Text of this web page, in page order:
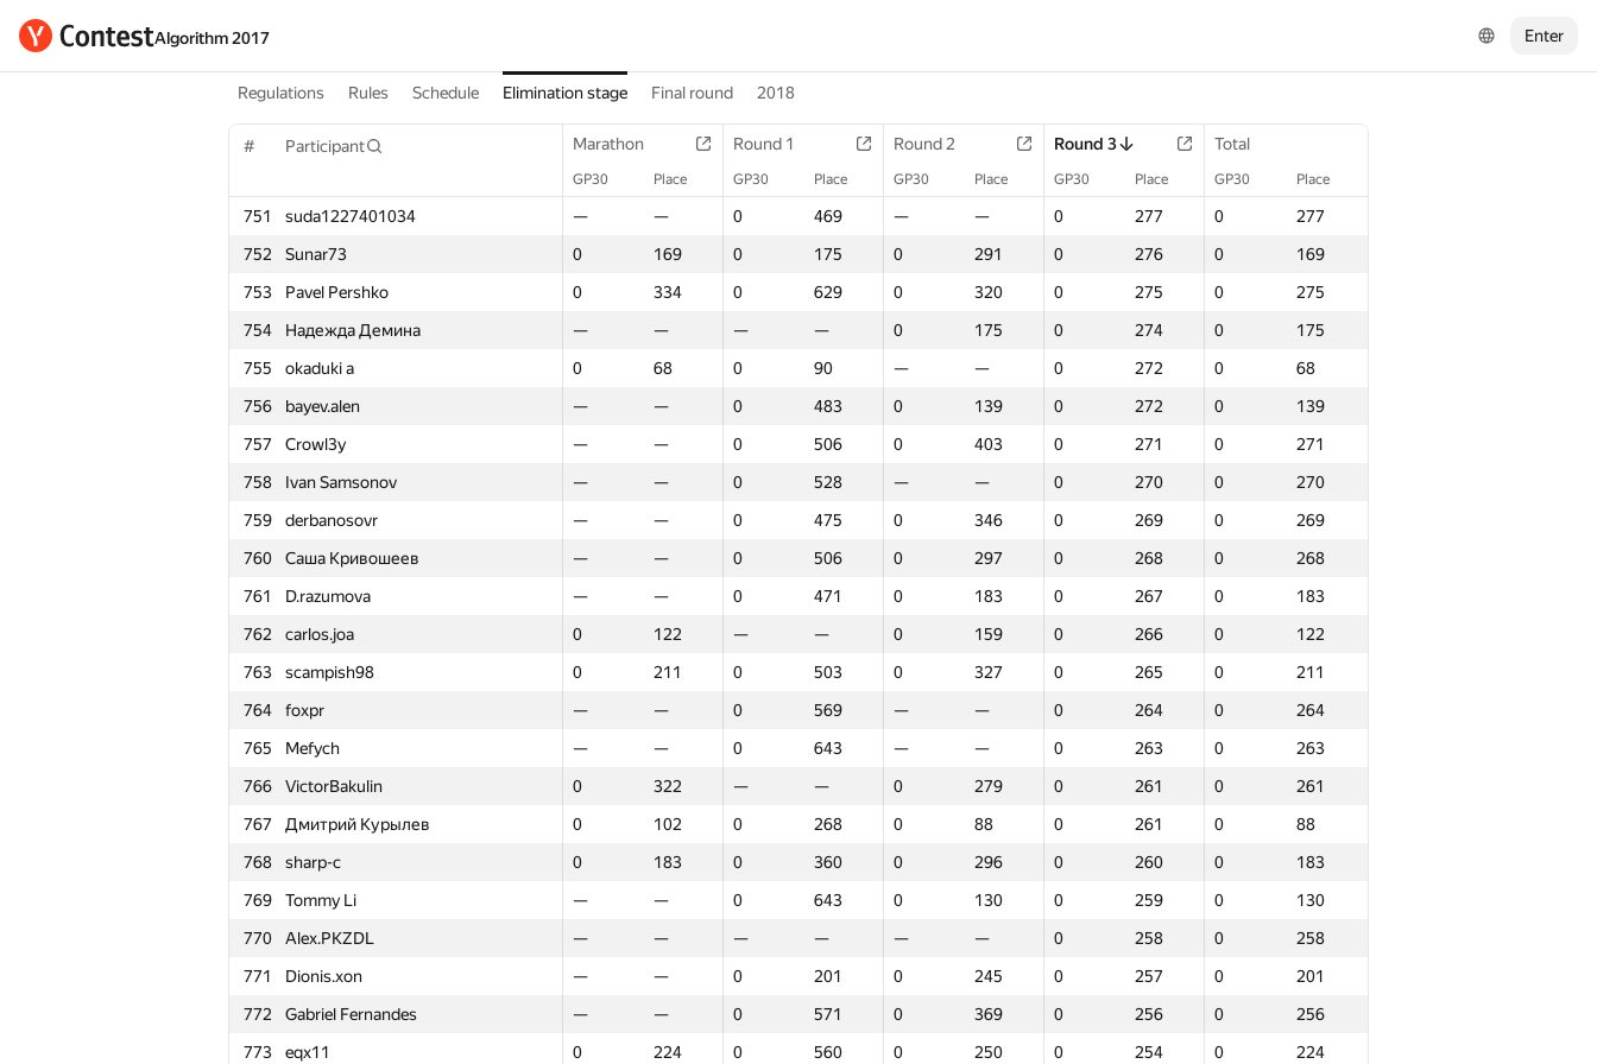
Algorithm 2017 Enter
Regulations Rules Schedule Elimination stage Final round 2018
# Participant Marathon Round 1 Round 2 Round 3 Total
GP30 Place GP30 Place GP30 Place GP30 Place GP30 Place
751 suda1227401034 — — 0 469 — — 0 277 0
277
752
Sunar73 0 169 0 175 0 291 0 276 0
169
753
Pavel Pershko 0 334 0 629 0 320 0 275 0
275
754
Надежда Демина — — — — 0 175 0 274 0
175
755
okaduki a 0 68 0 90 — — 0 272 0
68
756
bayev.alen — — 0 483 0 139 0 272 0
139
757
Crowl3y — — 0 506 0 403 0 271 0
271
758
Ivan Samsonov — — 0 528 — — 0 270 0
270
759
derbanosovr — — 0 475 0 346 0 269 0
269
760
Саша Кривошеев — — 0 506 0 297 0 268 0
268
761
D.razumova — — 0 471 0 183 0 267 0
183
762
carlos.joa 0 122 — — 0 159 0 266 0
122
763
scampish98 0 211 0 503 0 327 0 265 0
211
764
foxpr — — 0 569 — — 0 264 0
264
765
Mefych — — 0 643 — — 0 263 0
263
766
VictorBakulin 0 322 — — 0 279 0 261 0
261
767
Дмитрий Курылев 0 102 0 268 0 88 0 261 0
88
768
sharp-c 0 183 0 360 0 296 0 260 0
183
769
Tommy Li — — 0 643 0 130 0 259 0
130
770
Alex.PKZDL — — — — — — 0 258 0
258
771
Dionis.xon — — 0 201 0 245 0 257 0
201
772
Gabriel Fernandes — — 0 571 0 369 0 256 0
256
773
eqx11 0 224 0 560 0 250 0 254 0
224
Participant Round 1 Round 2 Round 3 Total
GP30 Place GP30 Place GP30 Place GP30 Place GP30 Place